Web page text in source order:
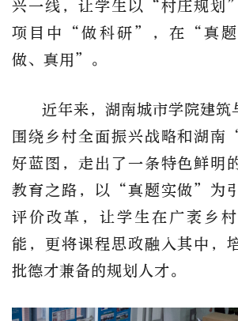
兴一线，让学生以“村庄规划
项目中“做科研”，在“真
做、真用”。
近年来，湖南城市学院建筑
围绕乡村全面振兴战略和湖
好蓝图，走出了一条特色鲜明
教育之路，以“真题实做”为
评价改革，让学生在广袤乡
能，更将课程思政融入其中，
批德才兼备的规划人才。